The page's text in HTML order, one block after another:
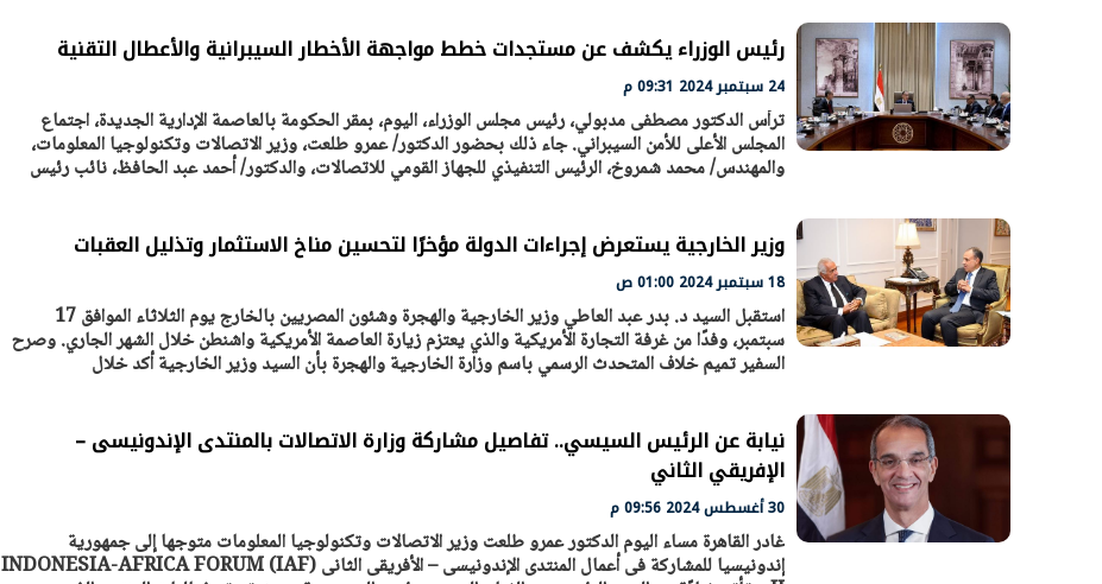
رئيس الوزراء يكشف عن مستجدات خطط مواجهة الأخطار السيبرانية والأعطال التقنية
24 سبتمبر 2024 09:31 م
ترأس الدكتور مصطفى مدبولي، رئيس مجلس الوزراء، اليوم، بمقر الحكومة بالعاصمة الإدارية الجديدة، اجتماع
المجلس الأعلى للأمن السيبراني. جاء ذلك بحضور الدكتور/ عمرو طلعت، وزير الاتصالات وتكنولوجيا المعلومات،
والمهندس/ محمد شمروخ، الرئيس التنفيذي للجهاز القومي للاتصالات، والدكتور/ أحمد عبد الحافظ، نائب رئيس
وزير الخارجية يستعرض إجراءات الدولة مؤخرًا لتحسين مناخ الاستثمار وتذليل العقبات
18 سبتمبر 2024 01:00 ص
استقبل السيد د. بدر عبد العاطي وزير الخارجية والهجرة وشئون المصريين بالخارج يوم الثلاثاء الموافق 17
سبتمبر، وفدًا من غرفة التجارة الأمريكية والذي يعتزم زيارة العاصمة الأمريكية واشنطن خلال الشهر الجاري. وصرح
السفير تميم خلاف المتحدث الرسمي باسم وزارة الخارجية والهجرة بأن السيد وزير الخارجية أكد خلال
نيابة عن الرئيس السيسي.. تفاصيل مشاركة وزارة الاتصالات بالمنتدى الإندونيسى –
الإفريقي الثاني
30 أغسطس 2024 09:56 م
غادر القاهرة مساء اليوم الدكتور عمرو طلعت وزير الاتصالات وتكنولوجيا المعلومات متوجها إلى جمهورية
إندونيسيا للمشاركة فى أعمال المنتدى الإندونيسى – الأفريقى الثانى (IAF) INDONESIA-AFRICA FORUM
الرئيس السيسي: تداعيات خطيرة على
الاقتصاد العالمي وأسعار الوقود حال
رئيس الوزراء يتابع الإجراءات الخاصة
بتنفيذ التوجيهات الرئاسية بطرح وحدات
سكنية بالإيجار للمواطنين
افتتاح «إيجبس 2026» بحضور دولي
واسع.. والبترول: مصر تعزز مكانتها
بوصفها مركزًا إقليميًّا للطاقة